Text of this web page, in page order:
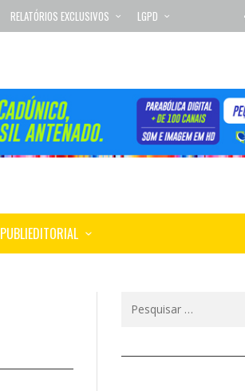
RELATÓRIOS EXCLUSIVOS LGPD
PUBLIEDITORIAL